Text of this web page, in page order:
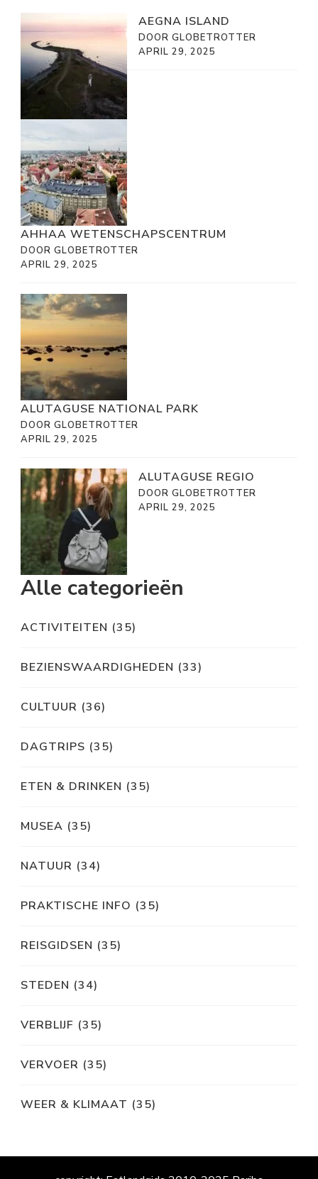
AEGNA ISLAND
DOOR GLOBETROTTER
APRIL 29, 2025
AHHAA WETENSCHAPSCENTRUM
DOOR GLOBETROTTER
APRIL 29, 2025
ALUTAGUSE NATIONAL PARK
DOOR GLOBETROTTER
APRIL 29, 2025
ALUTAGUSE REGIO
DOOR GLOBETROTTER
APRIL 29, 2025
Alle categorieën
ACTIVITEITEN (35)
BEZIENSWAARDIGHEDEN (33)
CULTUUR (36)
DAGTRIPS (35)
ETEN & DRINKEN (35)
MUSEA (35)
NATUUR (34)
PRAKTISCHE INFO (35)
REISGIDSEN (35)
STEDEN (34)
VERBLIJF (35)
VERVOER (35)
WEER & KLIMAAT (35)